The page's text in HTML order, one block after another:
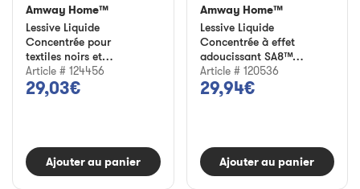
Amway Home™
Lessive Liquide
Concentrée pour
textiles noirs et
colorés SA8™
Article # 124456
29,03€
Ajouter au panier
Amway Home™
Lessive Liquide
Concentrée à effet
adoucissant SA8™
Baby
Article # 120536
29,94€
Ajouter au panier